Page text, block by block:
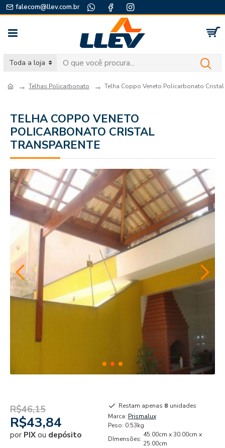
falecom@llev.com.br
Toda a loja
Telhas Policarbonato Telha Coppo Veneto Policarbonato Cristal
TELHA COPPO VENETO
POLICARBONATO CRISTAL
TRANSPARENTE
R$43,84
R$46,15
por PIX ou depósito
Restam apenas 8 unidades
Marca: Prismalux
Peso: 0.53kg
DImensões:
45.00cm x 30.00cm x
25.00cm